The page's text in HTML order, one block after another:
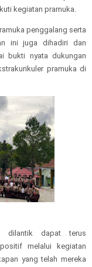
kegiatan pramuka.
penggalang serta
ini juga dihadiri dan
bukti nyata dukungan
pramuka di
dilantik dapat terus
melalui kegiatan
yang telah mereka